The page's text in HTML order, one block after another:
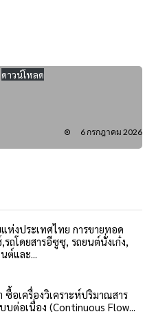
ดาวน์โหลด
6 กรกฎาคม 2026
ห่งประเทศไทย การขายทอด
ถโดยสารอีซูซุ, รถยนต์นั่งเก๋ง,
และ...
ซื้อเครื่องวิเคราะห์ปริมาณสาร
บต่อเนื่อง (Continuous Flow...